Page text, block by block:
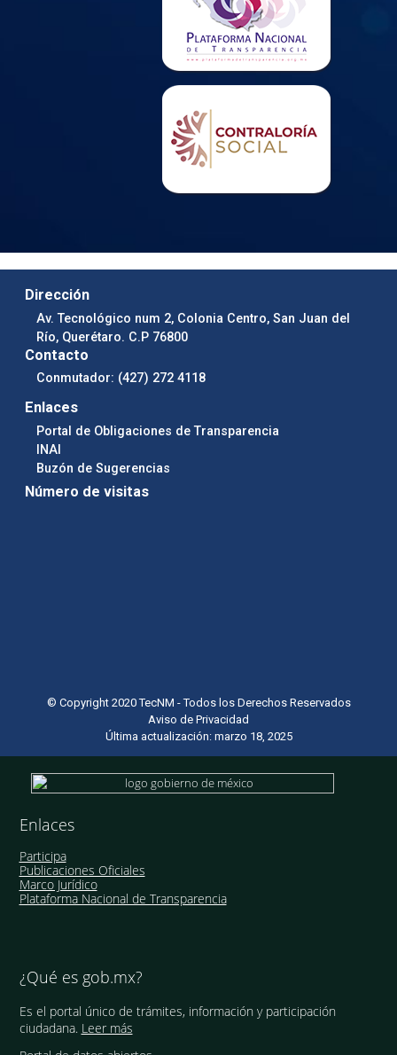
Dirección
Av. Tecnológico num 2, Colonia Centro, San Juan del
Río, Querétaro. C.P 76800
Contacto
Conmutador: (427) 272 4118
Enlaces
Portal de Obligaciones de Transparencia
INAI
Buzón de Sugerencias
Número de visitas
© Copyright 2020 TecNM - Todos los Derechos Reservados
Aviso de Privacidad
Última actualización: marzo 18, 2025
Enlaces
Participa
Publicaciones Oficiales
Marco Jurídico
Plataforma Nacional de Transparencia
¿Qué es gob.mx?
Es el portal único de trámites, información y participación
ciudadana. Leer más